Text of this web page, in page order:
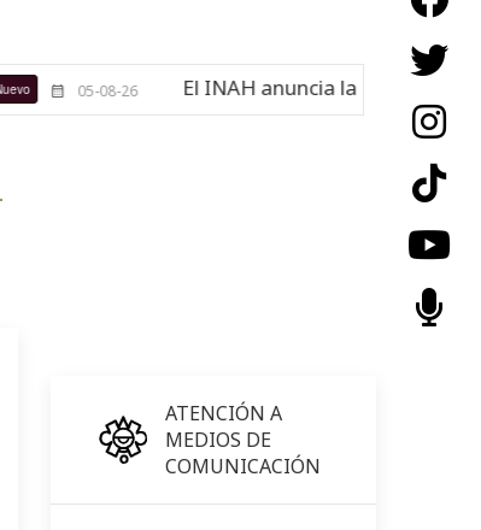
El INAH anuncia la 37 FILAH con Francia y
ATENCIÓN A
MEDIOS DE
COMUNICACIÓN